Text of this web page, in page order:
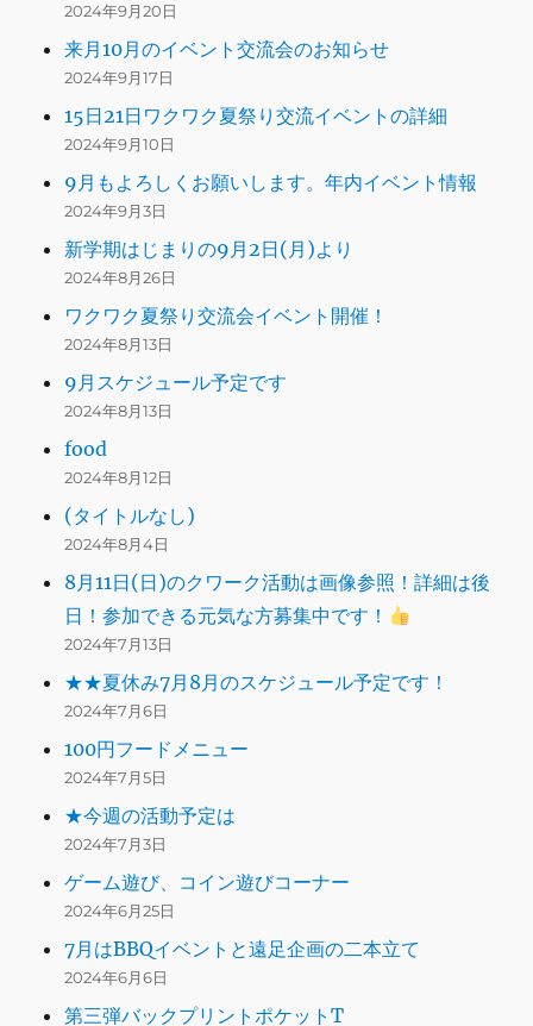
2024年9月20日
来月10月のイベント交流会のお知らせ
2024年9月17日
15日21日ワクワク夏祭り交流イベントの詳細
2024年9月10日
9月もよろしくお願いします。年内イベント情報
2024年9月3日
新学期はじまりの9月2日(月)より
2024年8月26日
ワクワク夏祭り交流会イベント開催！
2024年8月13日
9月スケジュール予定です
2024年8月13日
food
2024年8月12日
(タイトルなし)
2024年8月4日
8月11日(日)のクワーク活動は画像参照！詳細は後
日！参加できる元気な方募集中です！
2024年7月13日
★★夏休み7月8月のスケジュール予定です！
2024年7月6日
100円フードメニュー
2024年7月5日
★今週の活動予定は
2024年7月3日
ゲーム遊び、コイン遊びコーナー
2024年6月25日
7月はBBQイベントと遠足企画の二本立て
2024年6月6日
第三弾バックプリントポケットT